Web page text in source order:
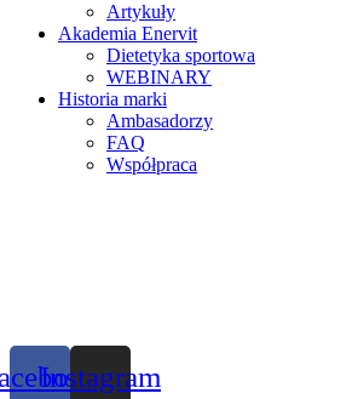
Artykuły
Akademia Enervit
Dietetyka sportowa
WEBINARY
Historia marki
Ambasadorzy
FAQ
Współpraca
Instagram